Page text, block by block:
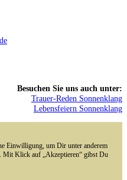
Besuchen Sie uns auch unter:
Trauer-Reden Sonnenklang
Lebensfeiern Sonnenklang
Einwilligung, um Dir unter anderem
Mit Klick auf „Akzeptieren“ gibst Du